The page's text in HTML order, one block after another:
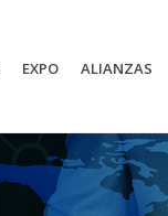
EXPO ALIANZAS